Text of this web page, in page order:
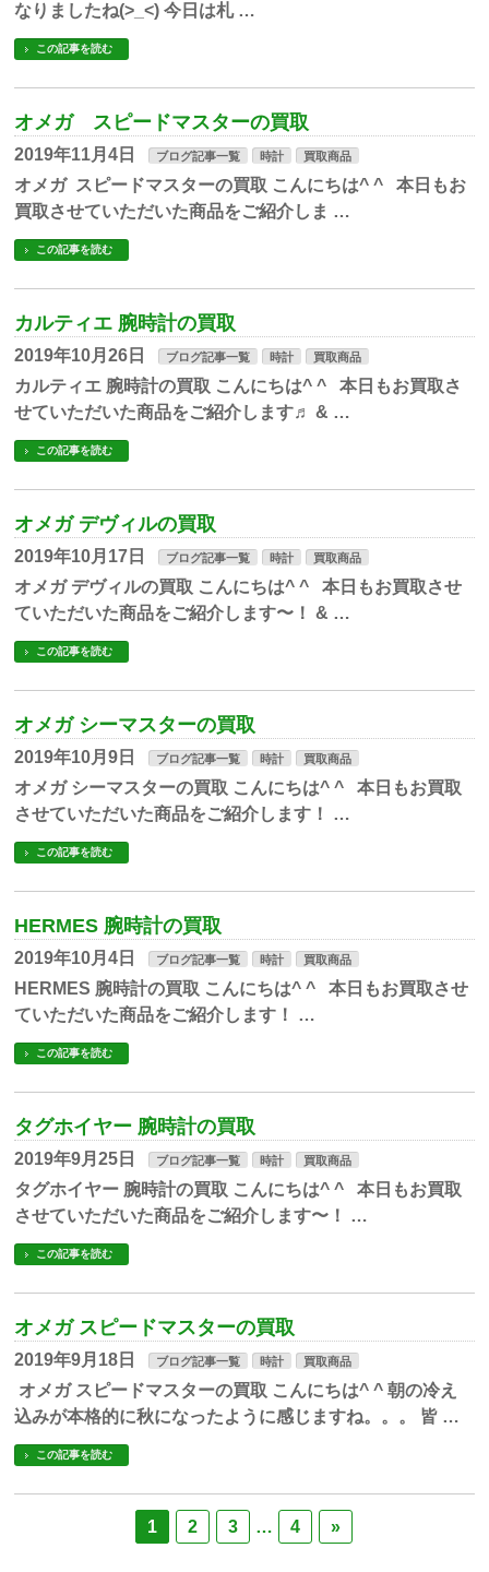
なりましたね(>_<) 今日は札 …
この記事を読む
オメガ スピードマスターの買取
2019年11月4日 ブログ記事一覧 時計 買取商品
オメガ スピードマスターの買取 こんにちは^ ^ 本日もお
買取させていただいた商品をご紹介しま …
この記事を読む
カルティエ 腕時計の買取
2019年10月26日 ブログ記事一覧 時計 買取商品
カルティエ 腕時計の買取 こんにちは^ ^ 本日もお買取さ
せていただいた商品をご紹介します♬ & …
この記事を読む
オメガ デヴィルの買取
2019年10月17日 ブログ記事一覧 時計 買取商品
オメガ デヴィルの買取 こんにちは^ ^ 本日もお買取させ
ていただいた商品をご紹介します〜！ & …
この記事を読む
オメガ シーマスターの買取
2019年10月9日 ブログ記事一覧 時計 買取商品
オメガ シーマスターの買取 こんにちは^ ^ 本日もお買取
させていただいた商品をご紹介します！ …
この記事を読む
HERMES 腕時計の買取
2019年10月4日 ブログ記事一覧 時計 買取商品
HERMES 腕時計の買取 こんにちは^ ^ 本日もお買取させ
ていただいた商品をご紹介します！ …
この記事を読む
タグホイヤー 腕時計の買取
2019年9月25日 ブログ記事一覧 時計 買取商品
タグホイヤー 腕時計の買取 こんにちは^ ^ 本日もお買取
させていただいた商品をご紹介します〜！ …
この記事を読む
オメガ スピードマスターの買取
2019年9月18日 ブログ記事一覧 時計 買取商品
オメガ スピードマスターの買取 こんにちは^ ^ 朝の冷え
込みが本格的に秋になったように感じますね。。。 皆 …
この記事を読む
1 2 3 … 4 »